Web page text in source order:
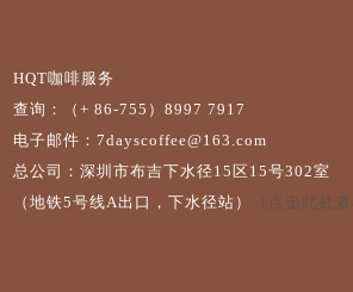
HQT咖啡服务
查询：（+ 86-755）8997 7917
电子邮件：7dayscoffee@163.com
总公司：深圳市布吉下水径15区15号302室
（地铁5号线A出口，下水径站）
（点击此处